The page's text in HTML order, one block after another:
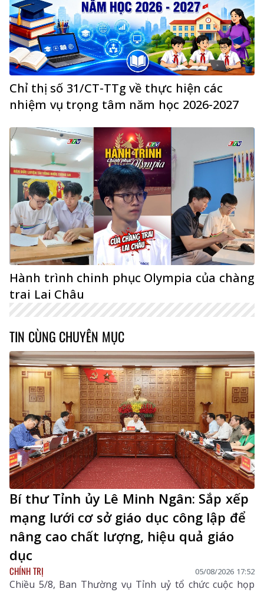
Chỉ thị số 31/CT-TTg về thực hiện các
nhiệm vụ trọng tâm năm học 2026-2027
Hành trình chinh phục Olympia của chàng
trai Lai Châu
TIN CÙNG CHUYÊN MỤC
Bí thư Tỉnh ủy Lê Minh Ngân: Sắp xếp
mạng lưới cơ sở giáo dục công lập để
nâng cao chất lượng, hiệu quả giáo
dục
CHÍNH TRỊ 05/08/2026 17:52
Chiều 5/8, Ban Thường vụ Tỉnh uỷ tổ chức cuộc họp